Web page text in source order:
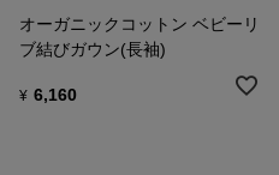
オーガニックコットン ベビーリ
ブ結びガウン(長袖)
¥ 6,160